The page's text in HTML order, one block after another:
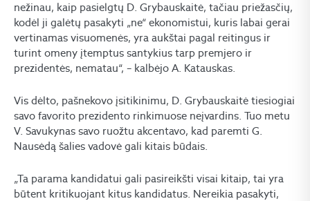
nežinau, kaip pasielgtų D. Grybauskaitė, tačiau priežasčių,
kodėl ji galėtų pasakyti „ne“ ekonomistui, kuris labai gerai
vertinamas visuomenės, yra aukštai pagal reitingus ir
turint omeny įtemptus santykius tarp premjero ir
prezidentės, nematau“, – kalbėjo A. Katauskas.
Vis dėlto, pašnekovo įsitikinimu, D. Grybauskaitė tiesiogiai
savo favorito prezidento rinkimuose neįvardins. Tuo metu
V. Savukynas savo ruožtu akcentavo, kad paremti G.
Nausėdą šalies vadovė gali kitais būdais.
„Ta parama kandidatui gali pasireikšti visai kitaip, tai yra
būtent kritikuojant kitus kandidatus. Nereikia pasakyti,